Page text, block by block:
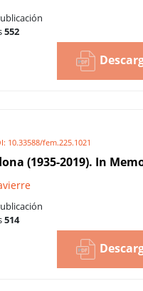
552
10.33588/fem.225.1021
(1935-2019). In
514